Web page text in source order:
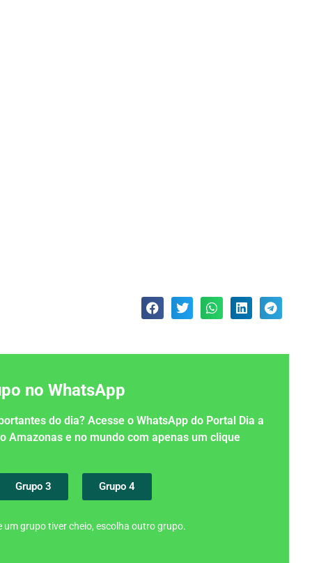
no WhatsApp
do dia? Acesse o WhatsApp do Portal Dia a
Amazonas e no mundo com apenas um clique
Grupo 3 Grupo 4
um grupo tiver cheio, escolha outro grupo.